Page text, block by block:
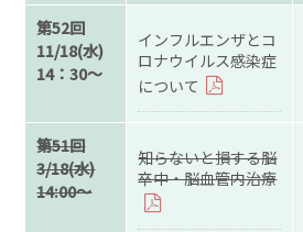
第52回
11/18(水)
14：30～
インフルエンザとコ
ロナウイルス感染症
について
第51回
3/18(水)
14:00～
知らないと損する脳
卒中・脳血管内治療